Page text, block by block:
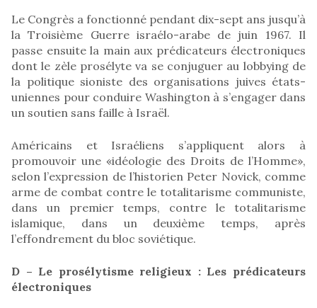
Le Congrès a fonctionné pendant dix-sept ans jusqu’à
la Troisième Guerre israélo-arabe de juin 1967. Il
passe ensuite la main aux prédicateurs électroniques
dont le zèle prosélyte va se conjuguer au lobbying de
la politique sioniste des organisations juives états-
uniennes pour conduire Washington à s’engager dans
un soutien sans faille à Israël.
Américains et Israéliens s’appliquent alors à
promouvoir une «idéologie des Droits de l’Homme»,
selon l’expression de l’historien Peter Novick, comme
arme de combat contre le totalitarisme communiste,
dans un premier temps, contre le totalitarisme
islamique, dans un deuxième temps, après
l’effondrement du bloc soviétique.
D – Le prosélytisme religieux : Les prédicateurs
électroniques